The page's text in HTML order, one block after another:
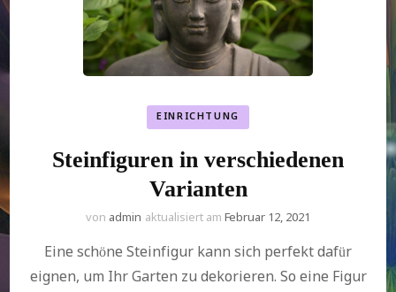
EINRICHTUNG
Steinfiguren in verschiedenen
Varianten
von admin aktualisiert am Februar 12, 2021
Eine schöne Steinfigur kann sich perfekt dafür
eignen, um Ihr Garten zu dekorieren. So eine Figur